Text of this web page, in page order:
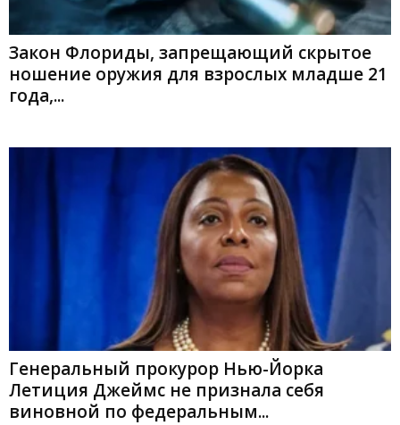
Закон Флориды, запрещающий скрытое
ношение оружия для взрослых младше 21
года,...
Генеральный прокурор Нью-Йорка
Летиция Джеймс не признала себя
виновной по федеральным...